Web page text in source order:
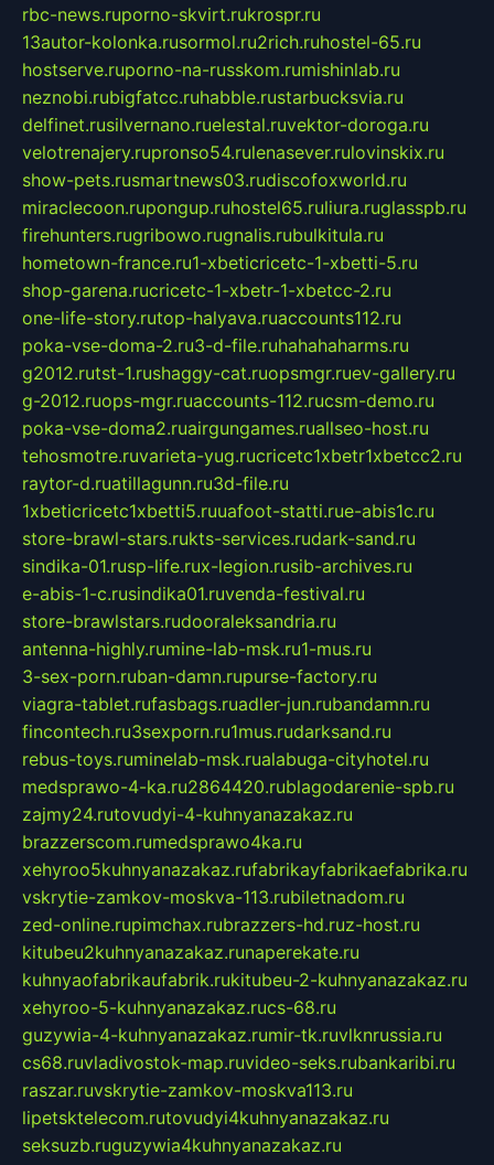
rbc-news.ruporno-skvirt.rukrospr.ru
13autor-kolonka.rusormol.ru2rich.ruhostel-65.ru
hostserve.ruporno-na-russkom.rumishinlab.ru
neznobi.rubigfatcc.ruhabble.rustarbucksvia.ru
delfinet.rusilvernano.ruelestal.ruvektor-doroga.ru
velotrenajery.rupronso54.rulenasever.rulovinskix.ru
show-pets.rusmartnews03.rudiscofoxworld.ru
miraclecoon.rupongup.ruhostel65.ruliura.ruglasspb.ru
firehunters.rugribowo.rugnalis.rubulkitula.ru
hometown-france.ru1-xbeticricetc-1-xbetti-5.ru
shop-garena.rucricetc-1-xbetr-1-xbetcc-2.ru
one-life-story.rutop-halyava.ruaccounts112.ru
poka-vse-doma-2.ru3-d-file.ruhahahaharms.ru
g2012.rutst-1.rushaggy-cat.ruopsmgr.ruev-gallery.ru
g-2012.ruops-mgr.ruaccounts-112.rucsm-demo.ru
poka-vse-doma2.ruairgungames.ruallseo-host.ru
tehosmotre.ruvarieta-yug.rucricetc1xbetr1xbetcc2.ru
raytor-d.ruatillagunn.ru3d-file.ru
1xbeticricetc1xbetti5.ruuafoot-statti.rue-abis1c.ru
store-brawl-stars.rukts-services.rudark-sand.ru
sindika-01.rusp-life.rux-legion.rusib-archives.ru
e-abis-1-c.rusindika01.ruvenda-festival.ru
store-brawlstars.rudooraleksandria.ru
antenna-highly.rumine-lab-msk.ru1-mus.ru
3-sex-porn.ruban-damn.rupurse-factory.ru
viagra-tablet.rufasbags.ruadler-jun.rubandamn.ru
fincontech.ru3sexporn.ru1mus.rudarksand.ru
rebus-toys.ruminelab-msk.rualabuga-cityhotel.ru
medsprawo-4-ka.ru2864420.rublagodarenie-spb.ru
zajmy24.rutovudyi-4-kuhnyanazakaz.ru
brazzerscom.rumedsprawo4ka.ru
xehyroo5kuhnyanazakaz.rufabrikayfabrikaefabrika.ru
vskrytie-zamkov-moskva-113.rubiletnadom.ru
zed-online.rupimchax.rubrazzers-hd.ruz-host.ru
kitubeu2kuhnyanazakaz.runaperekate.ru
kuhnyaofabrikaufabrik.rukitubeu-2-kuhnyanazakaz.ru
xehyroo-5-kuhnyanazakaz.rucs-68.ru
guzywia-4-kuhnyanazakaz.rumir-tk.ruvlknrussia.ru
cs68.ruvladivostok-map.ruvideo-seks.rubankaribi.ru
raszar.ruvskrytie-zamkov-moskva113.ru
lipetsktelecom.rutovudyi4kuhnyanazakaz.ru
seksuzb.ruguzywia4kuhnyanazakaz.ru